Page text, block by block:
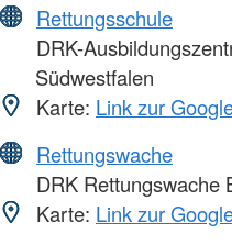
Rettungsschule
DRK-
Südwestfalen
Karte: Link zur
Rettungswache
DRK Rettungswache
Karte: Link zur